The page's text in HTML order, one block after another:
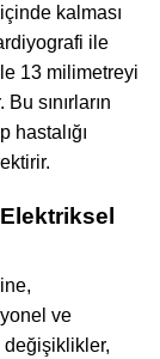
kalması
ile
13 milimetreyi
sınırların
hastalığı
ve